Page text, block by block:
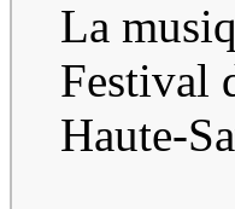
La
Festival
Haute-